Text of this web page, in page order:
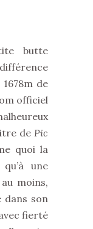
butte
de
officiel
de Pic
quoi la
une
moins,
dans son
fierté